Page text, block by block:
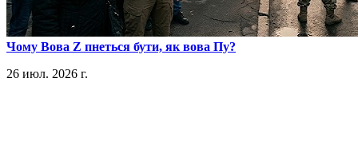
​Чому Вова Z пнеться бути, як вова Пу?
26 июл. 2026 г.